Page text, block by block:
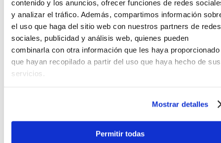
contenido y los anuncios, ofrecer funciones de redes
y analizar el tráfico. Además, compartimos información
el uso que haga del sitio web con nuestros partners de redes
sociales, publicidad y análisis web, quienes pueden
combinarla con otra información que les haya proporcionado
que hayan recopilado a partir del uso que haya hecho de sus
servicios.
Mostrar detalles
Permitir todas
guitarra ofrece una respuesta de frecuencia
sumamente amplia. Podrás obtener desde tonos
brillantes y cristalinos para ritmos pop, hasta
sonidos con carácter y ataque para el rock. Esta
flexibilidad técnica asegura que tu sonido
destaque en cualquier mezcla o retorno de
monitoreo, permitiéndote explorar una vasta paleta
de texturas sonoras con un solo instrumento